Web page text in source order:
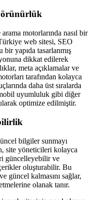
motorlarında nasıl bir
web sitesi, SEO
yapıda tasarlanmış
dikkat edilerek
meta açıklamalar ve
tarafından kolayca
daha üst sıralarda
mobil uyumluluk gibi diğer
optimize edilmiştir.
bilgiler sunmayı
site yöneticileri kolayca
güncelleyebilir ve
oluşturabilir. Bu
güncel kalmasını sağlar,
olanak tanır.